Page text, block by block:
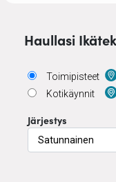
Haullasi
Toimipisteet
Kotikäynnit
Järjestys